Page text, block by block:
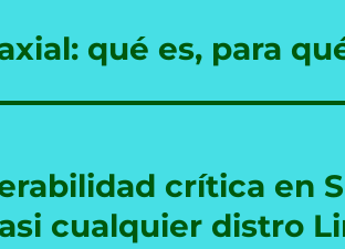
qué es, para
crítica en
cualquier distro